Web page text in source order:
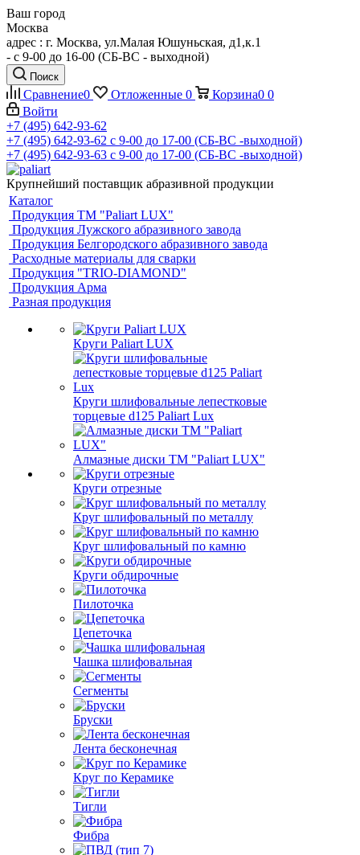
Ваш город
Москва
адрес : г. Москва, ул.Малая Юшуньская, д1,к.1
- c 9-00 до 16-00 (СБ-ВС - выходной)
Поиск
Сравнение0 Отложенные 0 Корзина0 0
Войти
+7 (495) 642-93-62
+7 (495) 642-93-62 c 9-00 до 17-00 (СБ-ВС -выходной)
+7 (495) 642-93-63 c 9-00 до 17-00 (СБ-ВС -выходной)
Крупнейший поставщик абразивной продукции
Каталог
Продукция ТМ "Paliart LUX"
Продукция Лужского абразивного завода
Продукция Белгородского абразивного завода
Расходные материалы для сварки
Продукция "TRIO-DIAMOND"
Продукция Арма
Разная продукция
Круги Paliart LUX
Круги шлифовальные лепестковые
торцевые d125 Paliart Lux
Алмазные диски ТМ "Paliart LUX"
Круги отрезные
Круг шлифовальный по металлу
Круг шлифовальный по камню
Круги обдирочные
Пилоточка
Цепеточка
Чашка шлифовальная
Сегменты
Бруски
Лента бесконечная
Круг по Керамике
Тигли
Фибра